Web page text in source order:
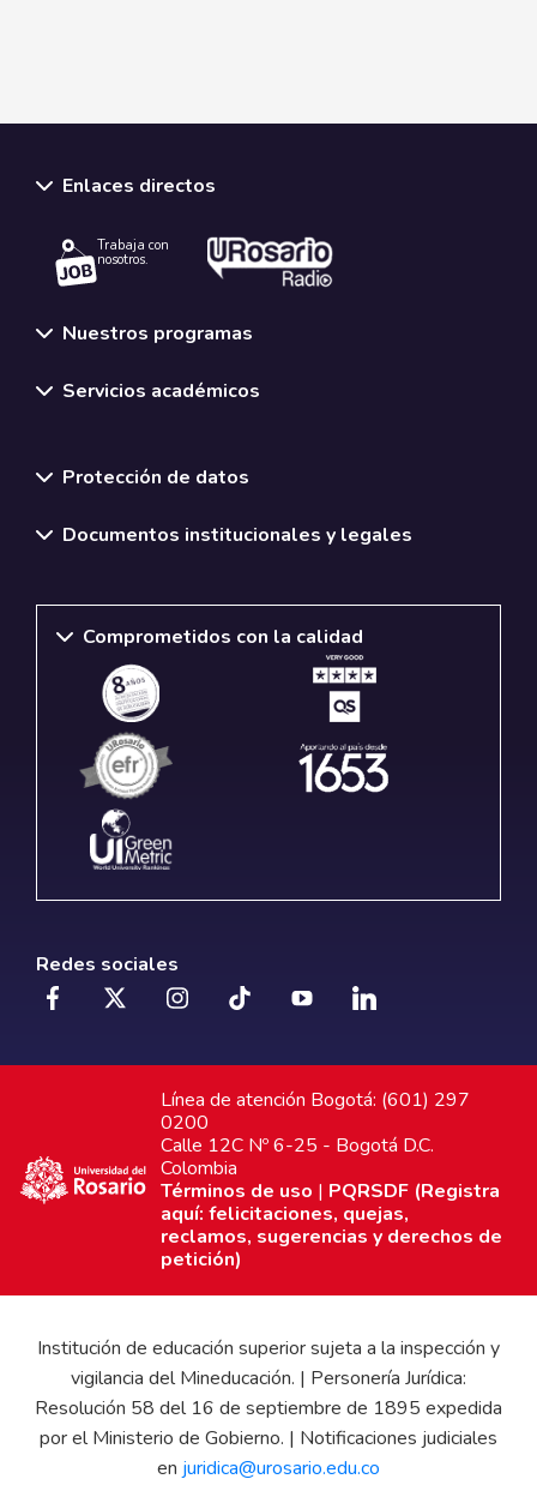
Enlaces directos
Trabaja con
nosotros.
Nuestros programas
Servicios académicos
Protección de datos
Documentos institucionales y legales
Comprometidos con la calidad
Redes sociales
Línea de atención Bogotá: (601) 297
0200
Calle 12C Nº 6-25 - Bogotá D.C.
Colombia
Términos de uso | PQRSDF (Registra
aquí: felicitaciones, quejas,
reclamos, sugerencias y derechos de
petición)
Institución de educación superior sujeta a la inspección y
vigilancia del Mineducación. | Personería Jurídica:
Resolución 58 del 16 de septiembre de 1895 expedida
por el Ministerio de Gobierno. | Notificaciones judiciales
en juridica@urosario.edu.co